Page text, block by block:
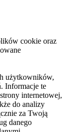
cookie oraz
użytkowników,
Informacje te
internetowej,
do analizy
za Twoją
danego